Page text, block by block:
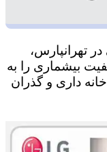
تهرانپارس،
بیشماری را به
داری و گذران